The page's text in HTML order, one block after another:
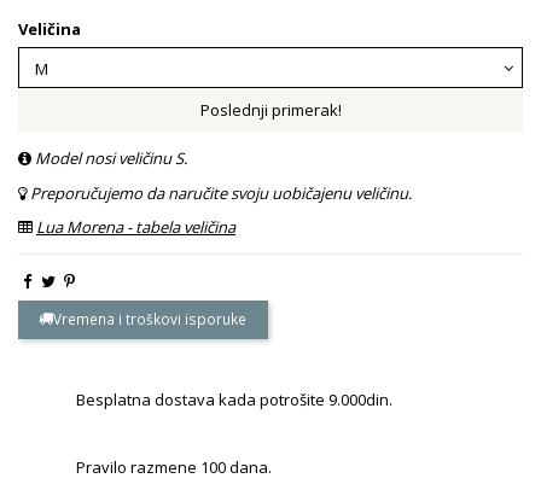
Veličina
Poslednji primerak!
Model nosi veličinu S.
Preporučujemo da naručite svoju uobičajenu veličinu.
Lua Morena - tabela veličina
Vremena i troškovi isporuke
Besplatna dostava kada potrošite 9.000din.
Pravilo razmene 100 dana.